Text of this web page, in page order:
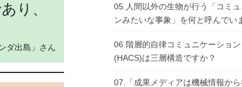
り、
ダ出島」さん
05.人間以外の生物が行う「コミュ
ンみたいな事象」を何と呼んでい
06.階層的自律コミュニケーショ
(HACS)は三層構造ですか？
07.「成果メディアは機械情報から